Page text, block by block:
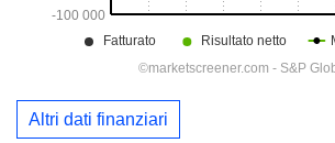
Altri dati finanziari